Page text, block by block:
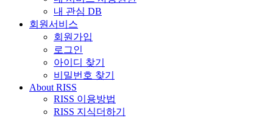
내 관심 DB
회원서비스
회원가입
로그인
아이디 찾기
비밀번호 찾기
About RISS
RISS 이용방법
RISS 지식더하기